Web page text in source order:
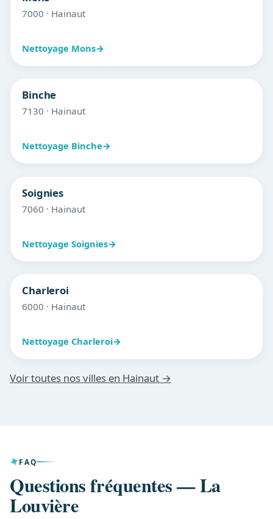
7000 · Hainaut
Nettoyage Mons→
Binche
7130 · Hainaut
Nettoyage Binche→
Soignies
7060 · Hainaut
Nettoyage Soignies→
Charleroi
6000 · Hainaut
Nettoyage Charleroi→
Voir toutes nos villes en Hainaut →
FAQ
Questions fréquentes — La
Louvière